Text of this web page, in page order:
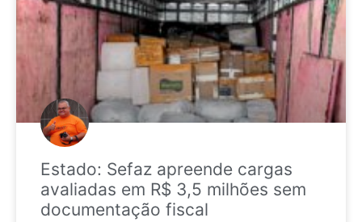
Estado: Sefaz apreende cargas
avaliadas em R$ 3,5 milhões sem
documentação fiscal